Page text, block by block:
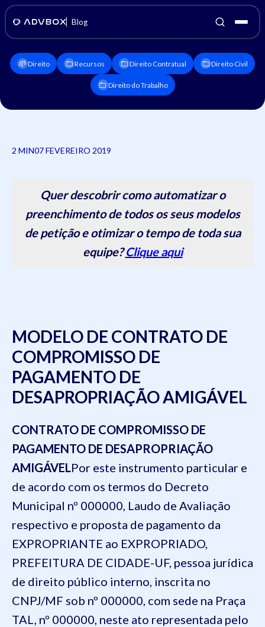
Blog
Direito Recursos Direito Contratual Direito Civil
Direito do Trabalho
2 MIN07 FEVEREIRO 2019
Quer descobrir como automatizar o
preenchimento de todos os seus modelos
de petição e otimizar o tempo de toda sua
equipe?Clique aqui
MODELO DE CONTRATO DE
COMPROMISSO DE
PAGAMENTO DE
DESAPROPRIAÇÃO AMIGÁVEL
CONTRATO DE COMPROMISSO DE
PAGAMENTO DE DESAPROPRIAÇÃO
AMIGÁVELPor este instrumento particular e
de acordo com os termos do Decreto
Municipal nº 000000, Laudo de Avaliação
respectivo e proposta de pagamento da
EXPROPRIANTE ao EXPROPRIADO,
PREFEITURA DE CIDADE-UF, pessoa jurídica
de direito público interno, inscrita no
CNPJ/MF sob nº 000000, com sede na Praça
TAL, nº 000000, neste ato representada pelo